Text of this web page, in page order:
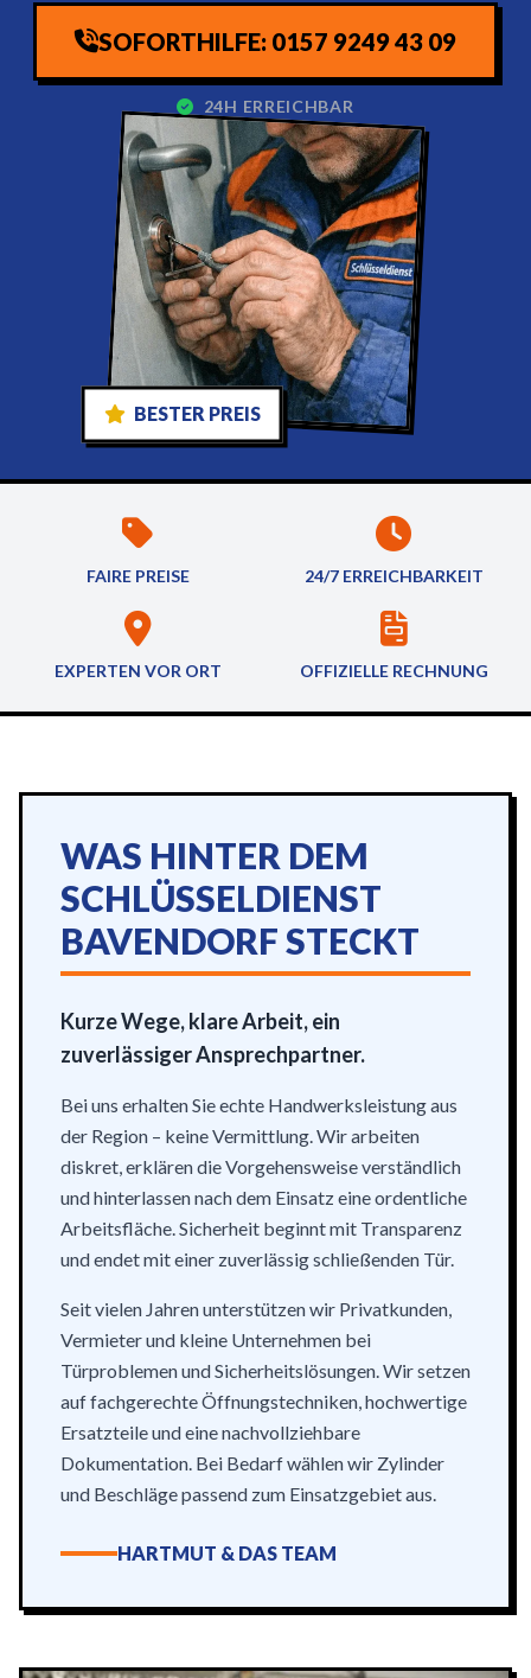
SOFORTHILFE: 0157 9249 43 09
24H ERREICHBAR
BESTER PREIS
FAIRE PREISE 24/7 ERREICHBARKEIT
EXPERTEN VOR ORT OFFIZIELLE RECHNUNG
WAS HINTER DEM
SCHLÜSSELDIENST
BAVENDORF STECKT
Kurze Wege, klare Arbeit, ein
zuverlässiger Ansprechpartner.
Bei uns erhalten Sie echte Handwerksleistung aus
der Region – keine Vermittlung. Wir arbeiten
diskret, erklären die Vorgehensweise verständlich
und hinterlassen nach dem Einsatz eine ordentliche
Arbeitsfläche. Sicherheit beginnt mit Transparenz
und endet mit einer zuverlässig schließenden Tür.
Seit vielen Jahren unterstützen wir Privatkunden,
Vermieter und kleine Unternehmen bei
Türproblemen und Sicherheitslösungen. Wir setzen
auf fachgerechte Öffnungstechniken, hochwertige
Ersatzteile und eine nachvollziehbare
Dokumentation. Bei Bedarf wählen wir Zylinder
und Beschläge passend zum Einsatzgebiet aus.
HARTMUT & DAS TEAM